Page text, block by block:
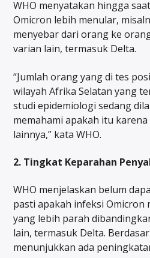
WHO menyatakan hingga
Omicron lebih menular,
menyebar dari orang ke
varian lain, termasuk Delta.
“Jumlah orang yang di tes
wilayah Afrika Selatan yang
studi epidemiologi sedang
memahami apakah itu
lainnya,” kata WHO.
2. Tingkat Keparahan
WHO menjelaskan belum
pasti apakah infeksi Omicron
yang lebih parah
lain, termasuk Delta.
menunjukkan ada